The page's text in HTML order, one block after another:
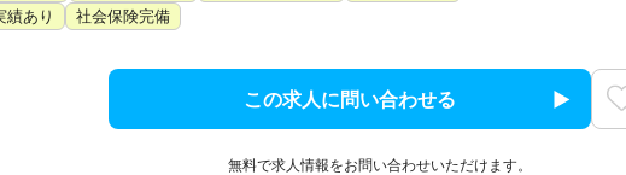
績あり
社会保険完備
この求人に問い合わせる
無料で求人情報をお問い合わせいただけます。